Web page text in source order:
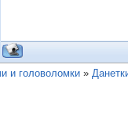
и головоломки »